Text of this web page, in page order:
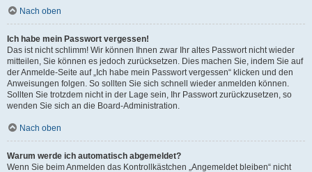
Nach oben
Ich habe mein Passwort vergessen!
Das ist nicht schlimm! Wir können Ihnen zwar Ihr altes Passwort nicht wieder
mitteilen, Sie können es jedoch zurücksetzen. Dies machen Sie, indem Sie auf
der Anmelde-Seite auf „Ich habe mein Passwort vergessen“ klicken und den
Anweisungen folgen. So sollten Sie sich schnell wieder anmelden können.
Sollten Sie trotzdem nicht in der Lage sein, Ihr Passwort zurückzusetzen, so
wenden Sie sich an die Board-Administration.
Nach oben
Warum werde ich automatisch abgemeldet?
Wenn Sie beim Anmelden das Kontrollkästchen „Angemeldet bleiben“ nicht